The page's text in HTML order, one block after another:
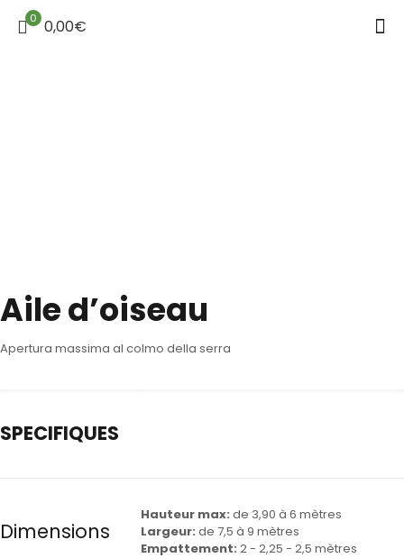
0 0,00€
Aile d’oiseau
Apertura massima al colmo della serra
SPECIFIQUES
Dimensions
Hauteur max: de 3,90 à 6 mètres
Largeur: de 7,5 à 9 mètres
Empattement: 2 - 2,25 - 2,5 mètres